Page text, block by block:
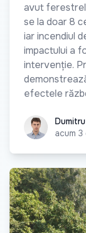
avut
se la doar 8
iar incendiul
impactului a
intervenție.
efectele
Dumitru
acum 3